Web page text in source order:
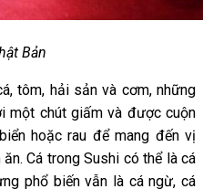
Bản
tôm, hải sản và cơm, những
một chút giấm và được cuộn
hoặc rau để mang đến vị
Cá trong Sushi có thể là cá
phổ biến vẫn là cá ngừ, cá